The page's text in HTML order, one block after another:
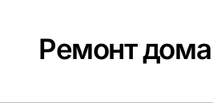
содержаниюРемонт дома